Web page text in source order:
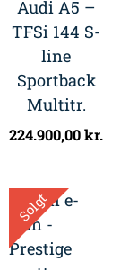
Audi A5 –
TFSi 144 S-
line
Sportback
Multitr.
224.900,00kr.
Solgt